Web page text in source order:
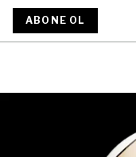
ABONE OL